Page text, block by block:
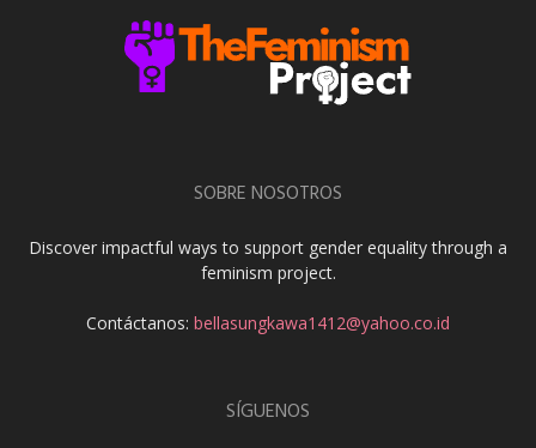
SOBRE NOSOTROS
Discover impactful ways to support gender equality through a
feminism project.
Contáctanos: bellasungkawa1412@yahoo.co.id
SÍGUENOS